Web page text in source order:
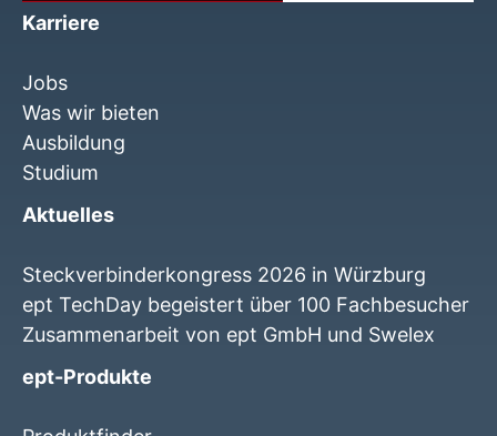
Karriere
Jobs
Was wir bieten
Ausbildung
Studium
Aktuelles
Steckverbinderkongress 2026 in Würzburg
ept TechDay begeistert über 100 Fachbesucher
Zusammenarbeit von ept GmbH und Swelex
ept-Produkte